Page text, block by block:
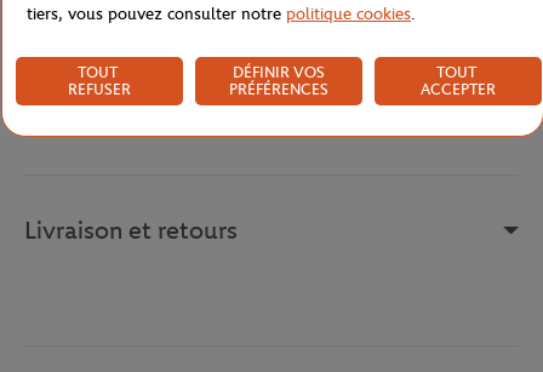
Référence :RPPU0321-MLT-TU
Livraison et retours
tiers, vous pouvez consulter notre politique cookies.
TOUT
REFUSER
DÉFINIR VOS
PRÉFÉRENCES
TOUT
ACCEPTER